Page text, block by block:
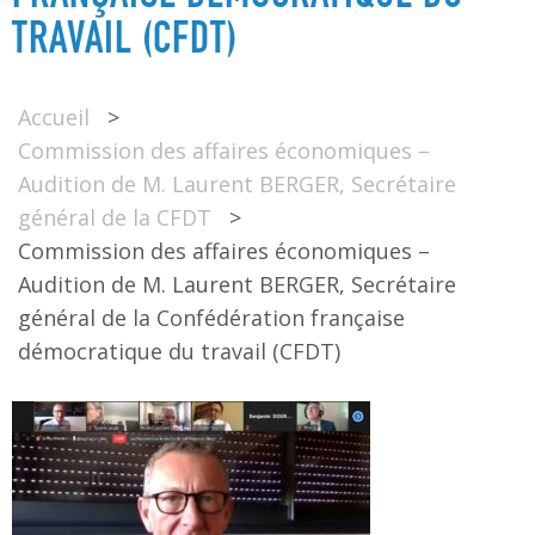
TRAVAIL (CFDT)
Accueil
>
Commission des affaires économiques –
Audition de M. Laurent BERGER, Secrétaire
général de la CFDT
>
Commission des affaires économiques –
Audition de M. Laurent BERGER, Secrétaire
général de la Confédération française
démocratique du travail (CFDT)